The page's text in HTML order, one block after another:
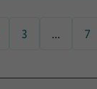
Die
3 ... 7